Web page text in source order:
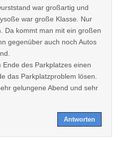
war großartig und
war große Klasse. Nur
Da kommt man mit ein großen
gegenüber auch noch Autos
des Parkplatzes einen
das Parkplatzproblem lösen.
gelungene Abend und sehr
Antworten